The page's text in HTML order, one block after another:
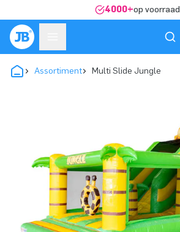
4000+op voorraad
Assortiment Multi Slide Jungle